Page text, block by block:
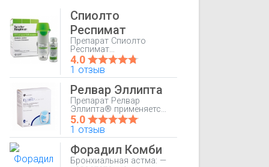
Спиолто
Респимат
Препарат Спиолто
Респимат
принимаемый 1 раз/
сут, показан для; —
длительной
поддерживающей
терапии пациентам с
ХОБЛ, хроническим
бронхитом, эмфиземой
легких, — уменьшения
обструкции
дыхательных путей и
одышки; — уменьшения
частоты обострений;
4.0
1 отзыв
Релвар Эллипта
Препарат Релвар
Эллипта® применяется
в качестве
поддерживающей
терапии бронхиальной
астмы.
5.0
1 отзыв
Форадил Комби
Бронхиальная астма: —